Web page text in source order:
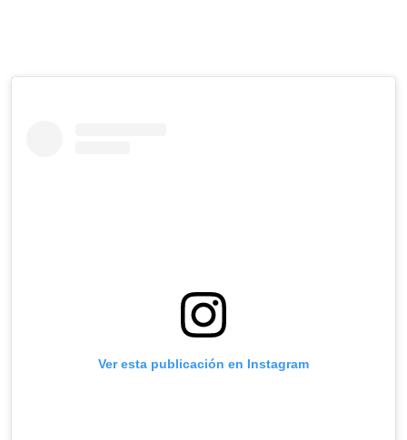
Ver esta publicación en Instagram